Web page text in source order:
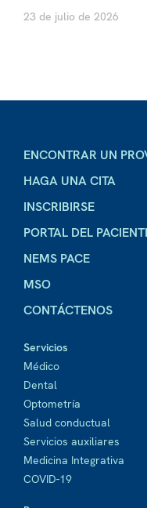
23 de julio de 2026
ENCONTRAR UN
HAGA UNA CITA
INSCRIBIRSE
PORTAL DEL
NEMS PACE
MSO
CONTÁCTENOS
Servicios
Médico
Dental
Optometría
Salud conductual
Servicios auxiliares
Medicina Integrativa
COVID-19